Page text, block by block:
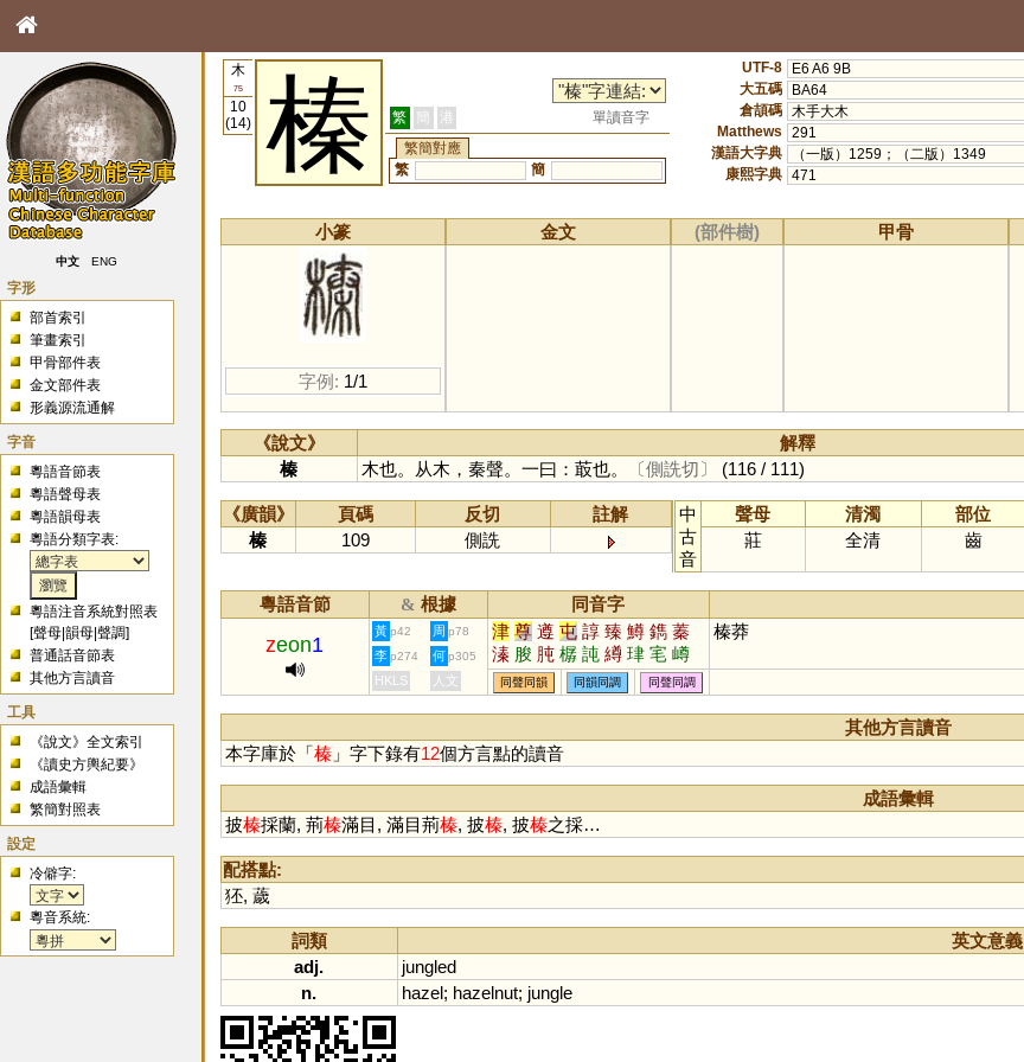
中文 ENG
字形
部首索引
筆畫索引
甲骨部件表
金文部件表
形義源流通解
字音
粵語音節表
粵語聲母表
粵語韻母表
粵語分類字表:
粵語注音系統對照表
[聲母 |韻母 |聲調]
普通話音節表
其他方言讀音
工具
《說文》全文索引
《讀史方輿紀要》
成語彙輯
繁簡對照表
設定
冷僻字:
粵音系統:
木
75
10
(14)
榛 繁 簡 港
單讀音字
繁簡對應
繁
簡
UTF-8
E6 A6 9B
大五碼
BA64
倉頡碼
木手大木
Matthews
291
漢語大字典
（一版）1259；（二版）1349
康熙字典 471
小篆
字例: 1/1
金文 (部件樹) 甲骨
《說文》 解釋
榛
木也。从木，秦聲。一曰：菆也。 〔側詵切〕 (116 / 111)
《廣韻》 頁碼 反切
註解
榛
109 側詵
中
古
音
聲母 清濁 部位
莊
全清 齒
粵語音節 & 根據 同音字
zeon1
黃 p42 周 p78 津 尊 遵 屯 諄 臻 鱒 鐫 蓁
溱 朘 肫 樼 訰 繜 珒 宒 嶟
堻 鷷 潧 鐏 墫 瑧 鱆 啍 僎
轃 獉 窀 迍 忳 樽
榛莽
李 p274 何 p305
HKLS 人文 同聲同韻 同韻同調 同聲同調
其他方言讀音
本字庫於「榛」字下錄有12個方言點的讀音
成語彙輯
披榛採蘭, 荊榛滿目, 滿目荊榛, 披榛, 披榛之採…
配搭點:
狉, 薉
詞類
英文意義
adj.
jungled
n.
hazel; hazelnut; jungle